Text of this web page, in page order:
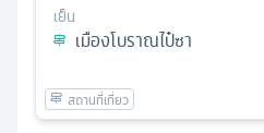
เย็น
เมืองโบราณไป๋ซา